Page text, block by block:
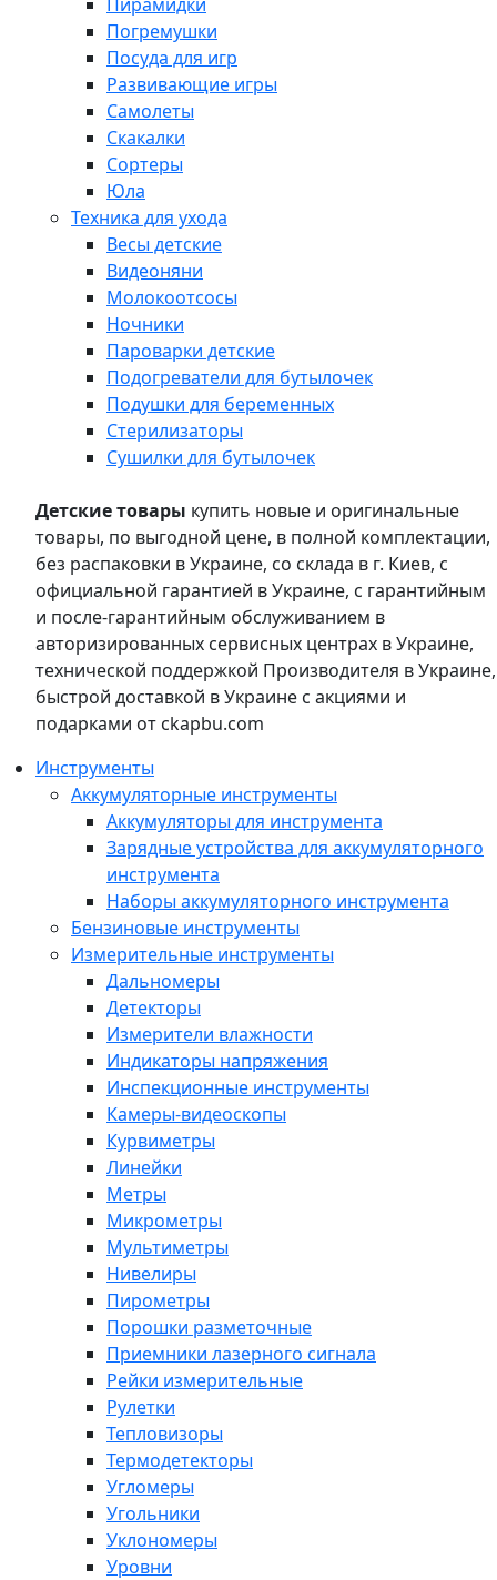
Погремушки
Посуда для игр
Развивающие игры
Самолеты
Скакалки
Сортеры
Юла
Техника для ухода
Весы детские
Видеоняни
Молокоотсосы
Ночники
Пароварки детские
Подогреватели для бутылочек
Подушки для беременных
Стерилизаторы
Сушилки для бутылочек
Детские товары купить новые и оригинальные
товары, по выгодной цене, в полной комплектации,
без распаковки в Украине, со склада в г. Киев, с
официальной гарантией в Украине, с гарантийным
и после-гарантийным обслуживанием в
авторизированных сервисных центрах в Украине,
технической поддержкой Производителя в Украине,
быстрой доставкой в Украине с акциями и
подарками от ckapbu.com
Инструменты
Аккумуляторные инструменты
Аккумуляторы для инструмента
Зарядные устройства для аккумуляторного
инструмента
Наборы аккумуляторного инструмента
Бензиновые инструменты
Измерительные инструменты
Дальномеры
Детекторы
Измерители влажности
Индикаторы напряжения
Инспекционные инструменты
Камеры-видеоскопы
Курвиметры
Линейки
Метры
Микрометры
Мультиметры
Нивелиры
Пирометры
Порошки разметочные
Приемники лазерного сигнала
Рейки измерительные
Рулетки
Тепловизоры
Термодетекторы
Угломеры
Угольники
Уклономеры
Уровни